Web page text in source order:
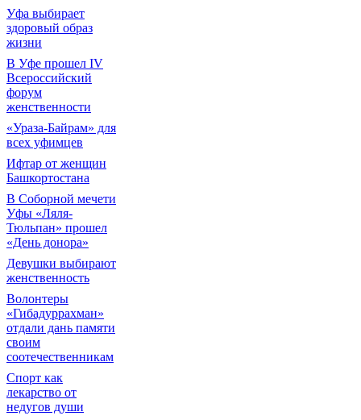
Уфа выбирает
здоровый образ
жизни
В Уфе прошел IV
Всероссийский
форум
женственности
«Ураза-Байрам» для
всех уфимцев
Ифтар от женщин
Башкортостана
В Соборной мечети
Уфы «Ляля-
Тюльпан» прошел
«День донора»
Девушки выбирают
женственность
Волонтеры
«Гибадуррахман»
отдали дань памяти
своим
соотечественникам
Спорт как
лекарство от
недугов души